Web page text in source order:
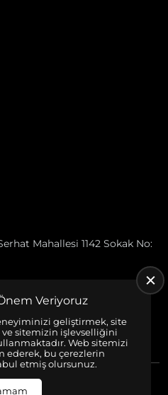
Mahallesi 1142 Sokak No:
Yazılım
ile Hazırlanmıştır. © 2025
Veriyoruz
geliştirmek, site
sitemizin işlevselliğini
Web sitemizi
ederek, bu çerezlerin
etmiş olursunuz.